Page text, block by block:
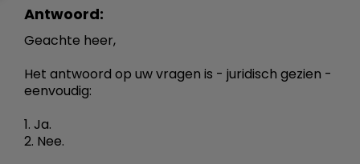
Antwoord:
Geachte heer,
Het antwoord op uw vragen is - juridisch gezien -
eenvoudig:
1. Ja.
2. Nee.